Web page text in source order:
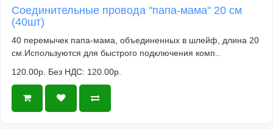
Соединительные провода "папа-мама" 20 см
(40шт)
40 перемычек папа-мама, объединенных в шлейф, длина 20
см.Используются для быстрого подключения комп..
120.00р. Без НДС: 120.00р.